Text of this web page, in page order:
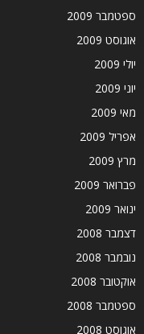
ספטמבר 2009
אוגוסט 2009
יולי 2009
יוני 2009
מאי 2009
אפריל 2009
מרץ 2009
פברואר 2009
ינואר 2009
דצמבר 2008
נובמבר 2008
אוקטובר 2008
ספטמבר 2008
אוגוסט 2008